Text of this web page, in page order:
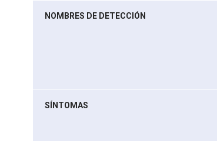
NOMBRES DE DETECCIÓN
SÍNTOMAS